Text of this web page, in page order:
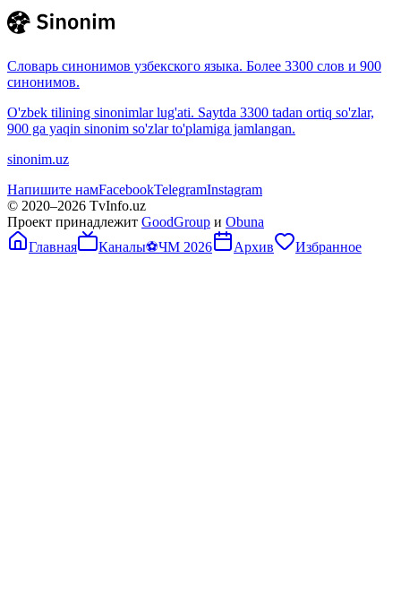
Словарь синонимов узбекского языка. Более 3300 слов и 900
синонимов.
O'zbek tilining sinonimlar lug'ati. Saytda 3300 tadan ortiq so'zlar,
900 ga yaqin sinonim so'zlar to'plamiga jamlangan.
sinonim.uz
Напишите намFacebookTelegramInstagram
© 2020–2026 TvInfo.uz
Проект принадлежит GoodGroup и Obuna
Главная
Каналы⚽ЧМ 2026 Архив Избранное